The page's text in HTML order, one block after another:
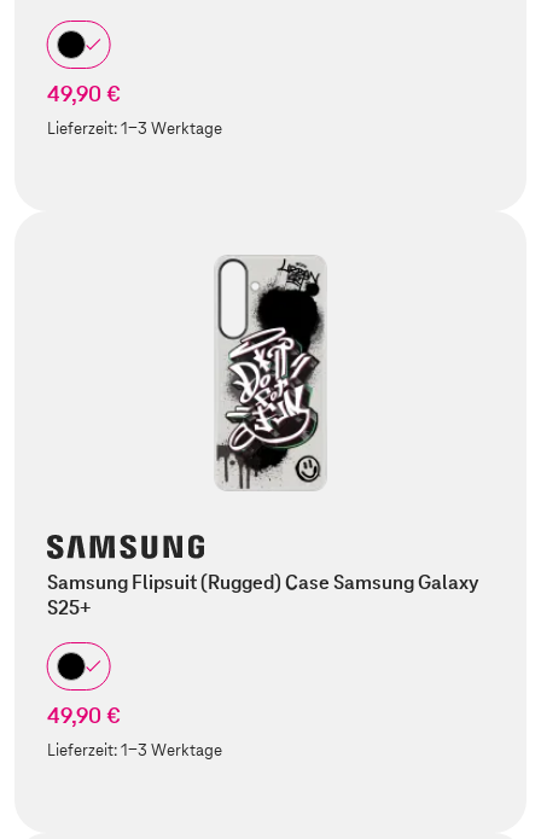
49,90 €
Lieferzeit:1-3 Werktage
Samsung Flipsuit (Rugged) Case Samsung Galaxy
S25+
49,90 €
Lieferzeit:1-3 Werktage